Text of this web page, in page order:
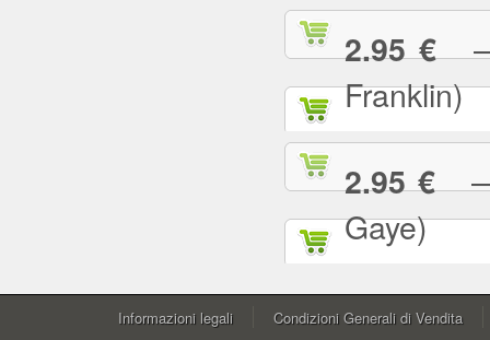
2.95 €—
Franklin)
2.95 €—
Gaye)
Informazioni legali Condizioni Generali di Vendita